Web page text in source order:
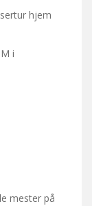
hjem
i
mester på